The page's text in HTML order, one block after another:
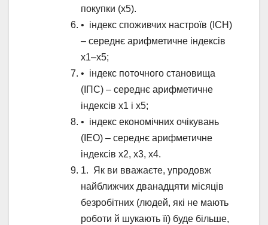
покупки (х5).
• індекс споживчих настроїв (ІСН)
– середнє арифметичне індексів
х1–х5;
• індекс поточного становища
(ІПС) – середнє арифметичне
індексів х1 і х5;
• індекс економічних очікувань
(ІЕО) – середнє арифметичне
індексів х2, х3, х4.
1. Як ви вважаєте, упродовж
найближчих дванадцяти місяців
безробітних (людей, які не мають
роботи й шукають її) буде більше,